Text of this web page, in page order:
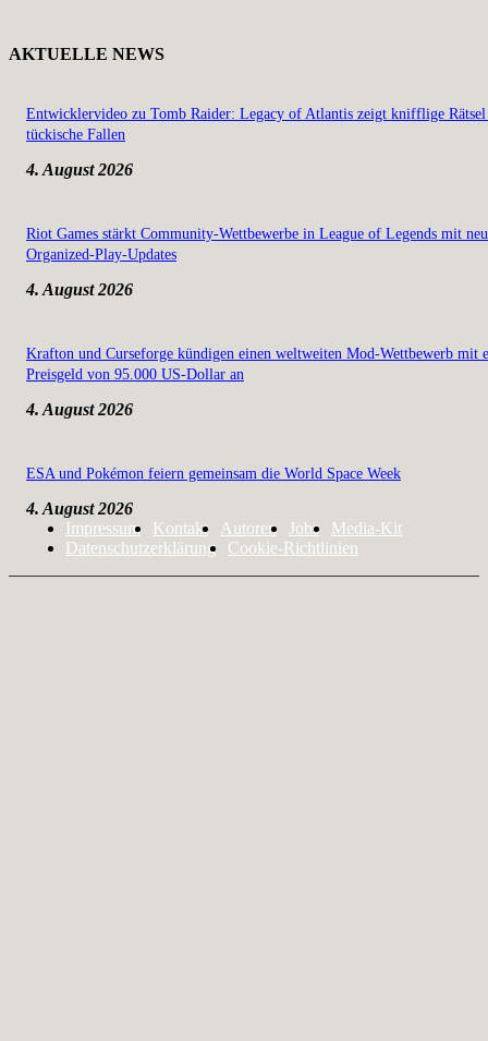
AKTUELLE NEWS
Entwicklervideo zu Tomb Raider: Legacy of Atlantis zeigt knifflige Rätsel
tückische Fallen
4. August 2026
Riot Games stärkt Community-Wettbewerbe in League of Legends mit
Organized-Play-Updates
4. August 2026
Krafton und Curseforge kündigen einen weltweiten Mod-Wettbewerb mit
Preisgeld von 95.000 US-Dollar an
4. August 2026
ESA und Pokémon feiern gemeinsam die World Space Week
4. August 2026
Impressum
Kontakt Autoren Jobs
Media-Kit
Datenschutzerklärung
Cookie-Richtlinien